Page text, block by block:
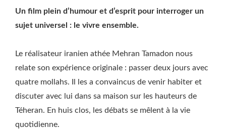
Un film plein d’humour et d’esprit pour interroger un
sujet universel : le vivre ensemble.
Le réalisateur iranien athée Mehran Tamadon nous
relate son expérience originale : passer deux jours avec
quatre mollahs. Il les a convaincus de venir habiter et
discuter avec lui dans sa maison sur les hauteurs de
Téheran. En huis clos, les débats se mêlent à la vie
quotidienne.